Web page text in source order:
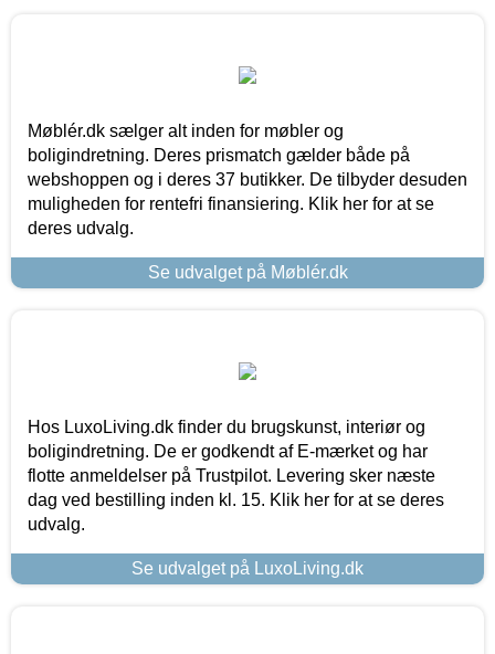
Møblér.dk sælger alt inden for møbler og
boligindretning. Deres prismatch gælder både på
webshoppen og i deres 37 butikker. De tilbyder desuden
muligheden for rentefri finansiering. Klik her for at se
deres udvalg.
Se udvalget på Møblér.dk
Hos LuxoLiving.dk finder du brugskunst, interiør og
boligindretning. De er godkendt af E-mærket og har
flotte anmeldelser på Trustpilot. Levering sker næste
dag ved bestilling inden kl. 15. Klik her for at se deres
udvalg.
Se udvalget på LuxoLiving.dk